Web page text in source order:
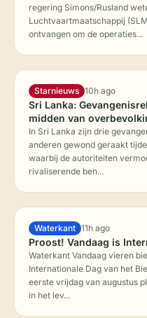
regering Simons/Rusland
Luchtvaartmaatschappij
ontvangen om de operaties...
Starnieuws 10h ago
Sri Lanka:
midden van
In Sri Lanka zijn drie
anderen gewond geraakt
waarbij de autoriteiten
rivaliserende ben...
Waterkant 11h ago
Proost! Vandaag is
Waterkant Vandaag vieren
Internationale Dag van het
eerste vrijdag van augustus
in het lev...